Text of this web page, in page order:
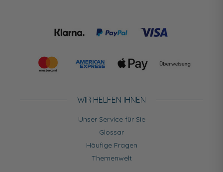
WIR HELFEN IHNEN
Unser Service für Sie
Glossar
Häufige Fragen
Themenwelt